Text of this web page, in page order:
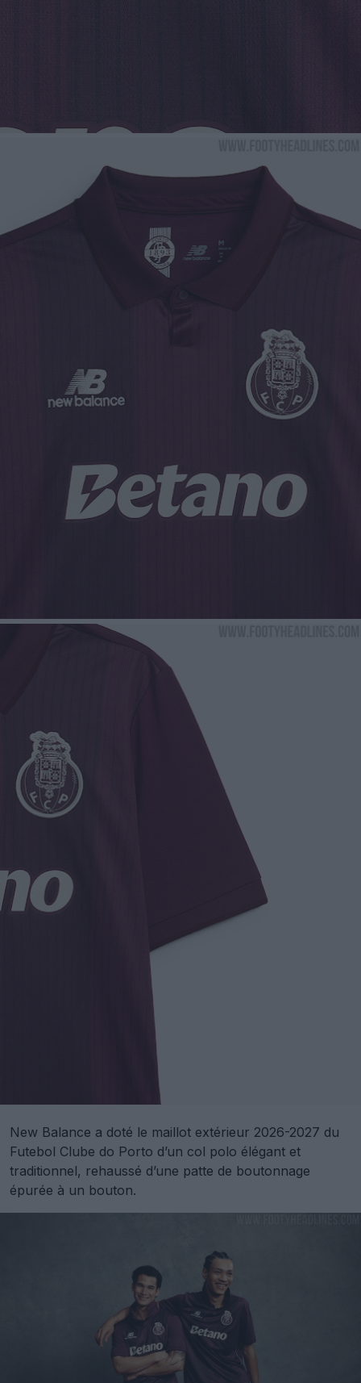
New Balance a doté le maillot extérieur 2026-2027 du
Futebol Clube do Porto d’un col polo élégant et
traditionnel, rehaussé d’une patte de boutonnage
épurée à un bouton.